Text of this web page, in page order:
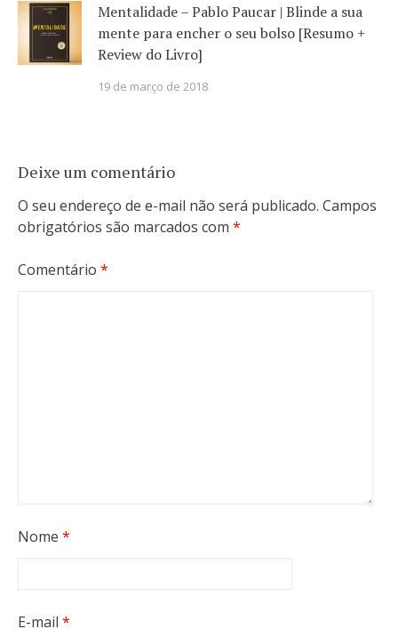
Mentalidade – Pablo Paucar | Blinde a sua
mente para encher o seu bolso [Resumo +
Review do Livro]
19 de março de 2018
Deixe um comentário
O seu endereço de e-mail não será publicado. Campos
obrigatórios são marcados com *
Comentário *
Nome *
E-mail *